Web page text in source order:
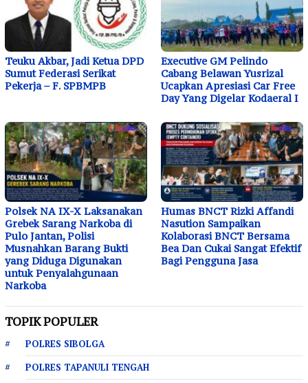
Teuku Akbar, Jadi Ketua DPD
Sumut Federasi Serikat
Pekerja – F. SPBMPB
Executive GM Pelindo
Cabang Belawan Yusrizal
Ucapkan Apresiasi Car Free
Day Yang Digelar Kodaeral I
Polsek NA IX-X Laksanakan
Grebek Sarang Narkoba di
Pulo Jantan, Polisi
Musnahkan Barang Bukti
yang Diduga Digunakan
untuk Penyalahgunaan
Narkoba
Humas BNCT Rizki Affandi
Nasution Sampaikan
Kolaborasi BNCT Bersama
Bea Dan Cukai Sangat Efektif
Bagi Pengguna Jasa
TOPIK POPULER
POLRES SIBOLGA
POLRES TAPANULI TENGAH